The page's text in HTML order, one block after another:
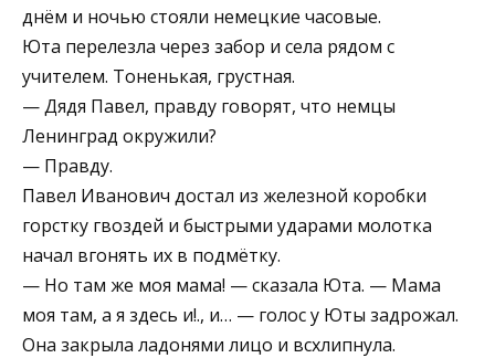
днём и ночью стояли немецкие часовые.
Юта перелезла через забор и села рядом с
учителем. Тоненькая, грустная.
— Дядя Павел, правду говорят, что немцы
Ленинград окружили?
— Правду.
Павел Иванович достал из железной коробки
горстку гвоздей и быстрыми ударами молотка
начал вгонять их в подмётку.
— Но там же моя мама! — сказала Юта. — Мама
моя там, а я здесь и!., и… — голос у Юты задрожал.
Она закрыла ладонями лицо и всхлипнула.